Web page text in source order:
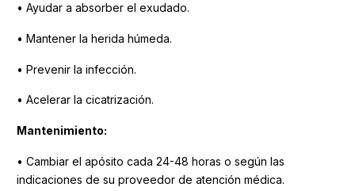
• Ayudar a absorber el exudado.
• Mantener la herida húmeda.
• Prevenir la infección.
• Acelerar la cicatrización.
Mantenimiento:
• Cambiar el apósito cada 24-48 horas o según las
indicaciones de su proveedor de atención médica.